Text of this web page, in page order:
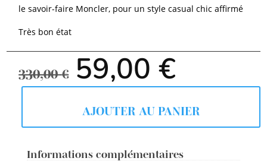
le savoir-faire Moncler, pour un style casual chic affirmé
Très bon état
330,00€
Le
prix
initial
330,00 €.
59,00€Le
actuel
59,00 €.
AJOUTER AU PANIER
Informations complémentaires